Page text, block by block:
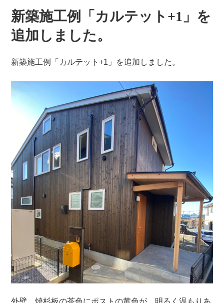
新築施工例「カルテット+1」を
追加しました。
新築施工例「カルテット+1」を追加しました。